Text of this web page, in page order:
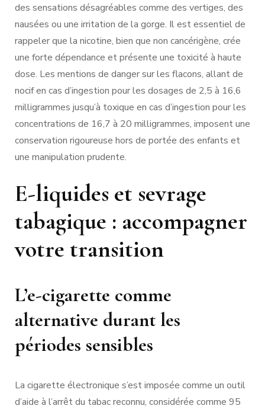
des sensations désagréables comme des vertiges, des
nausées ou une irritation de la gorge. Il est essentiel de
rappeler que la nicotine, bien que non cancérigène, crée
une forte dépendance et présente une toxicité à haute
dose. Les mentions de danger sur les flacons, allant de
nocif en cas d’ingestion pour les dosages de 2,5 à 16,6
milligrammes jusqu’à toxique en cas d’ingestion pour les
concentrations de 16,7 à 20 milligrammes, imposent une
conservation rigoureuse hors de portée des enfants et
une manipulation prudente.
E-liquides et sevrage
tabagique : accompagner
votre transition
L’e-cigarette comme
alternative durant les
périodes sensibles
La cigarette électronique s’est imposée comme un outil
d’aide à l’arrêt du tabac reconnu, considérée comme 95